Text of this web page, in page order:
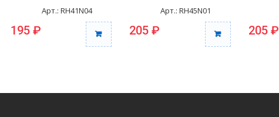
Арт.: RH41N04
195 ₽
Арт.: RH45N01
205 ₽ 205 ₽